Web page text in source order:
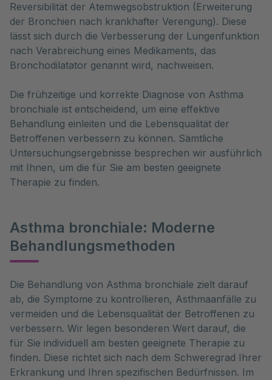
Reversibilität der Atemwegsobstruktion (Erweiterung
der Bronchien nach krankhafter Verengung). Diese
lässt sich durch die Verbesserung der Lungenfunktion
nach Verabreichung eines Medikaments, das
Bronchodilatator genannt wird, nachweisen.
Die frühzeitige und korrekte Diagnose von Asthma
bronchiale ist entscheidend, um eine effektive
Behandlung einleiten und die Lebensqualität der
Betroffenen verbessern zu können. Sämtliche
Untersuchungsergebnisse besprechen wir ausführlich
mit Ihnen, um die für Sie am besten geeignete
Therapie zu finden.
Asthma bronchiale: Moderne
Behandlungsmethoden
Die Behandlung von Asthma bronchiale zielt darauf
ab, die Symptome zu kontrollieren, Asthmaanfälle zu
vermeiden und die Lebensqualität der Betroffenen zu
verbessern. Wir legen besonderen Wert darauf, die
für Sie individuell am besten geeignete Therapie zu
finden. Diese richtet sich nach dem Schweregrad Ihrer
Erkrankung und Ihren spezifischen Bedürfnissen. Im